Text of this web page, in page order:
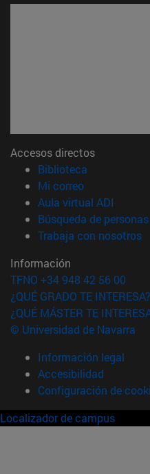
Accesos directos
Biblioteca
Mi correo(abre en
Aula virtual ADI
Búsqueda de personas
Trabaja con nosotros
Información
TFNO +34 948 42 56 00
¿QUÉ GRADO TE INTERESA?
¿QUÉ MÁSTER TE
© Universidad de Navarra
Información legal
Accesibilidad
Configuración de
Localizador de campus